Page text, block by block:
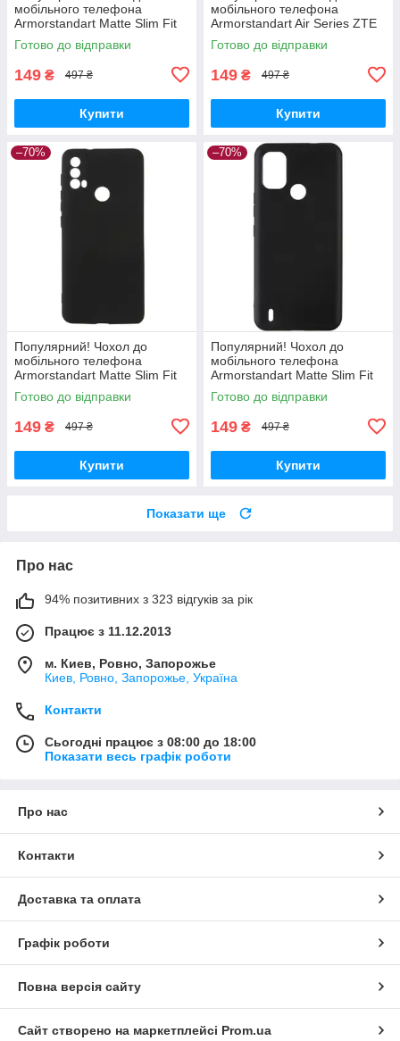
мобільного телефона
Armorstandart Matte Slim Fit
Honor Magic5 Lite Camera
cover Black (ARM69395) -
Готово до відправки
149 ₴ 497 ₴
Купити
мобільного телефона
Armorstandart Air Series ZTE
Blade A52 Transparent
(ARM63123) - Краща якість
Готово до відправки
149 ₴ 497 ₴
Купити
–70%
Популярний! Чохол до
мобільного телефона
Armorstandart Matte Slim Fit
Motorola E40 Camera cover
Black (ARM63050) - Краща
Готово до відправки
149 ₴ 497 ₴
Купити
–70%
Популярний! Чохол до
мобільного телефона
Armorstandart Matte Slim Fit
Nokia С21 Plus Black
(ARM62194) - Краща якість
Готово до відправки
149 ₴ 497 ₴
Купити
Показати ще
Про нас
94% позитивних з 323 відгуків за рік
Працює з 11.12.2013
м. Киев, Ровно, Запорожье
Киев, Ровно, Запорожье, Україна
Контакти
Сьогодні працює з 08:00 до 18:00
Показати весь графік роботи
Про нас
Контакти
Доставка та оплата
Графік роботи
Повна версія сайту
Сайт створено на маркетплейсі Prom.ua